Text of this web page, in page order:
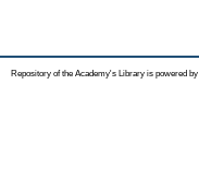
Repository of the Academy's Library is powered by